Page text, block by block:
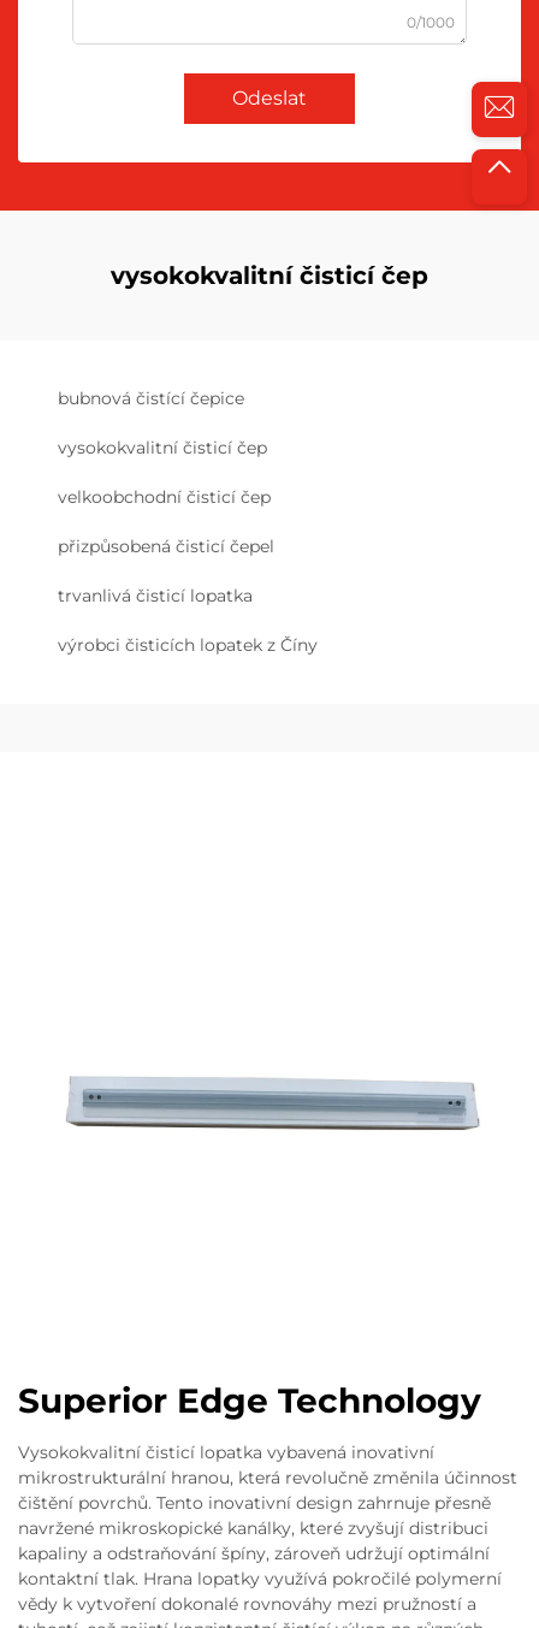
0/1000
Odeslat
vysokokvalitní čisticí čep
bubnová čistící čepice
vysokokvalitní čisticí čep
velkoobchodní čisticí čep
přizpůsobená čisticí čepel
trvanlivá čisticí lopatka
výrobci čisticích lopatek z Číny
Superior Edge Technology
Vysokokvalitní čisticí lopatka vybavená inovativní
mikrostrukturální hranou, která revolučně změnila účinnost
čištění povrchů. Tento inovativní design zahrnuje přesně
navržené mikroskopické kanálky, které zvyšují distribuci
kapaliny a odstraňování špíny, zároveň udržují optimální
kontaktní tlak. Hrana lopatky využívá pokročilé polymerní
vědy k vytvoření dokonalé rovnováhy mezi pružností a